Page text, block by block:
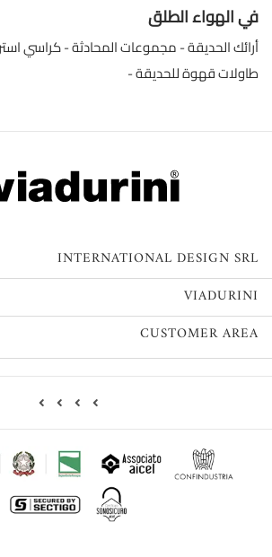
في الهواء الطلق
كراسي مجموعات المحادثة أرائك الحديقة
طاولات قهوة للحديقة
INTERNATIONAL DESIGN SRL
VIADURINI
CUSTOMER AREA